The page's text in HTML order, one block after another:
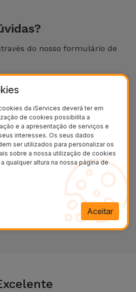
do nosso formulário de
de Suporte
AO FORMULÁRIO
da iServices deverá ter em
de cookies possibilita a
e a apresentação de serviços e
interesses. Os seus dados
ser utilizados para personalizar os
sobre a nossa utilização de cookies
qualquer altura na nossa página de
Aceitar